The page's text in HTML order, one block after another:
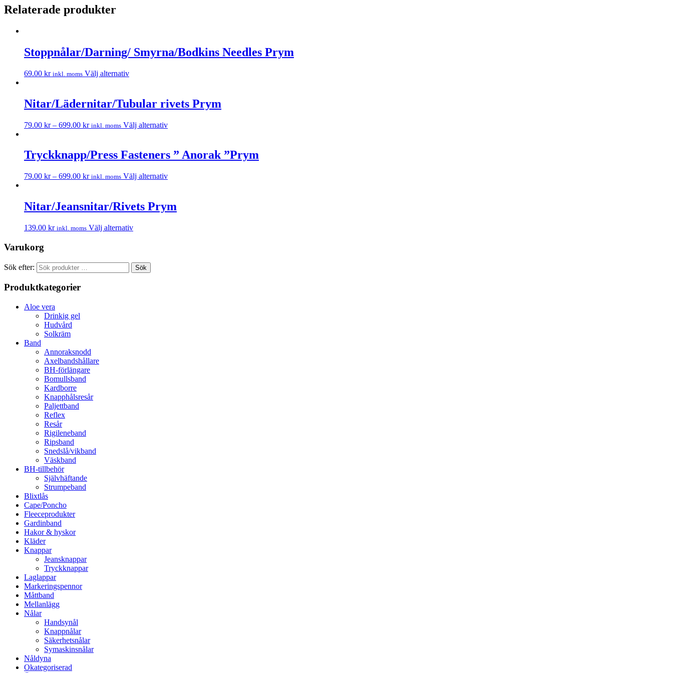
Relaterade produkter
Stoppnålar/Darning/ Smyrna/Bodkins Needles Prym
69.00 kr inkl. moms Välj alternativ
Nitar/Lädernitar/Tubular rivets Prym
79.00 kr– 699.00 kr inkl. moms Välj alternativ
Tryckknapp/Press Fasteners ” Anorak ”Prym
79.00 kr– 699.00 kr inkl. moms Välj alternativ
Nitar/Jeansnitar/Rivets Prym
139.00 kr inkl. moms Välj alternativ
Varukorg
Sök efter: Sök
Produktkategorier
Aloe vera
Drinkig gel
Hudvård
Solkräm
Band
Annoraksnodd
Axelbandshållare
BH-förlängare
Bomullsband
Kardborre
Knapphålsresår
Paljettband
Reflex
Resår
Rigileneband
Ripsband
Snedslå/vikband
Väskband
BH-tillbehör
Självhäftande
Strumpeband
Blixtlås
Cape/Poncho
Fleeceprodukter
Gardinband
Hakor & hyskor
Kläder
Knappar
Jeansknappar
Tryckknappar
Laglappar
Markeringspennor
Måttband
Mellanlägg
Nålar
Handsynål
Knappnålar
Säkerhetsnålar
Symaskinsnålar
Nåldyna
Okategoriserad